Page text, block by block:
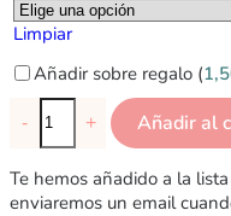
Limpiar
Añadir sobre regalo (
- + Añadir al
Te hemos añadido a la
enviaremos un email